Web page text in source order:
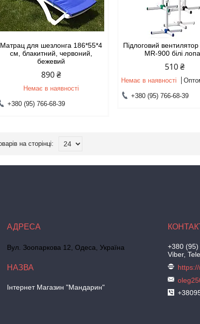
Матрац для шезлонга 186*55*4
см, блакитний, червоний,
бежевий
890 ₴
Немає в наявності
+380 (95) 766-68-39
Підлоговий
MR-900 білі
510 ₴
Немає в наявності
+380 (95) 766-68-39
Вул. Зоопаркова 12, Одеса, Україна
Інтернет Магазин "Мандарин"
+380
Viber,